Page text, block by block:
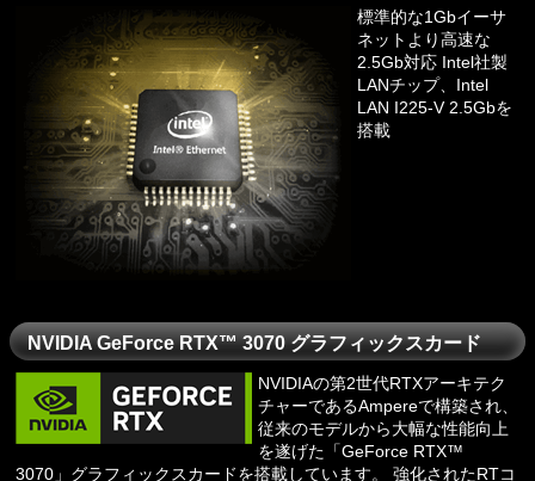
標準的な1Gbイーサ
ネットより高速な
2.5Gb対応 Intel社製
LANチップ、Intel
LAN I225-V 2.5Gbを
搭載
NVIDIA GeForce RTX™ 3070 グラフィックスカード
NVIDIAの第2世代RTXアーキテク
チャーであるAmpereで構築され、
従来のモデルから大幅な性能向上
を遂げた「GeForce RTX™
3070」グラフィックスカードを搭載しています。 強化されたRTコ